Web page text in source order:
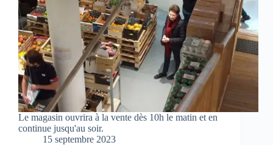
Le magasin ouvrira à la vente dès 10h le matin et en
continue jusqu'au soir.
15 septembre 2023